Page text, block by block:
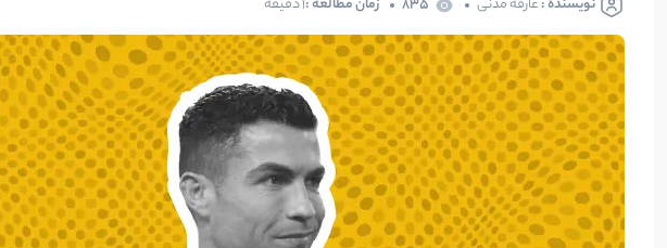
نویسنده :عارفه مدنی 835 زمان مطالعه :1 دقیقه